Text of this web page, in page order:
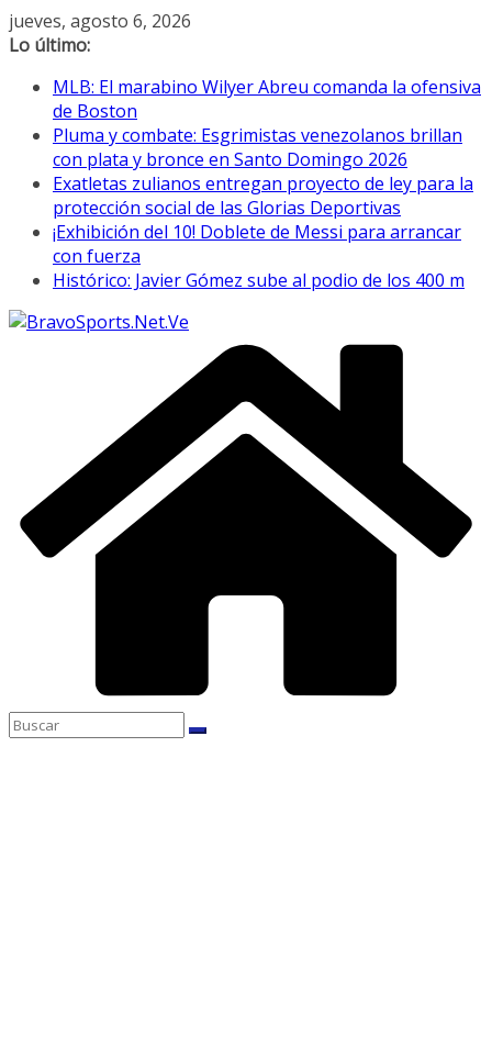
Saltar
al
jueves, agosto 6, 2026
Lo último:
MLB: El marabino Wilyer Abreu comanda la ofensiva
de Boston
Pluma y combate: Esgrimistas venezolanos brillan
con plata y bronce en Santo Domingo 2026
Exatletas zulianos entregan proyecto de ley para la
protección social de las Glorias Deportivas
¡Exhibición del 10! Doblete de Messi para arrancar
con fuerza
Histórico: Javier Gómez sube al podio de los 400 m